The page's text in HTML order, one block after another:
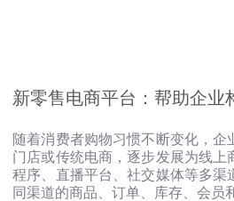
新零售电商平台：帮助企业
经营体系
随着消费者购物习惯不断变化，企
门店或传统电商，逐步发展为线上
程序、直播平台、社交媒体等多渠
同渠道的商品、订单、库存、会员